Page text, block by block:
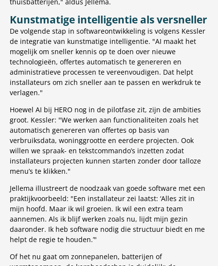
Kunstmatige intelligentie als versneller
De volgende stap in softwareontwikkeling is volgens Kessler
de integratie van kunstmatige intelligentie. "AI maakt het
mogelijk om sneller kennis op te doen over nieuwe
technologieën, offertes automatisch te genereren en
administratieve processen te vereenvoudigen. Dat helpt
installateurs om zich sneller aan te passen en werkdruk te
verlagen."
Hoewel AI bij HERO nog in de pilotfase zit, zijn de ambities
groot. Kessler: "We werken aan functionaliteiten zoals het
automatisch genereren van offertes op basis van
verbruiksdata, woninggrootte en eerdere projecten. Ook
willen we spraak- en tekstcommando’s inzetten zodat
installateurs projecten kunnen starten zonder door talloze
menu’s te klikken."
Jellema illustreert de noodzaak van goede software met een
praktijkvoorbeeld: "Een installateur zei laatst: ‘Alles zit in
mijn hoofd. Maar ik wil groeien. Ik wil een extra team
aannemen. Als ik blijf werken zoals nu, lijdt mijn gezin
daaronder. Ik heb software nodig die structuur biedt en me
helpt de regie te houden.’"
Of het nu gaat om zonnepanelen, batterijen of